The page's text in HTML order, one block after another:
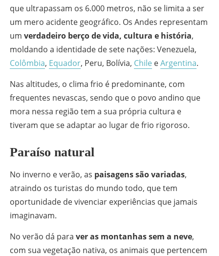
que ultrapassam os 6.000 metros, não se limita a ser
um mero acidente geográfico. Os Andes representam
um verdadeiro berço de vida, cultura e história,
moldando a identidade de sete nações: Venezuela,
Colômbia, Equador, Peru, Bolívia, Chile eArgentina.
Nas altitudes, o clima frio é predominante, com
frequentes nevascas, sendo que o povo andino que
mora nessa região tem a sua própria cultura e
tiveram que se adaptar ao lugar de frio rigoroso.
Paraíso natural
No inverno e verão, as paisagens são variadas,
atraindo os turistas do mundo todo, que tem
oportunidade de vivenciar experiências que jamais
imaginavam.
No verão dá para ver as montanhas sem a neve,
com sua vegetação nativa, os animais que pertencem